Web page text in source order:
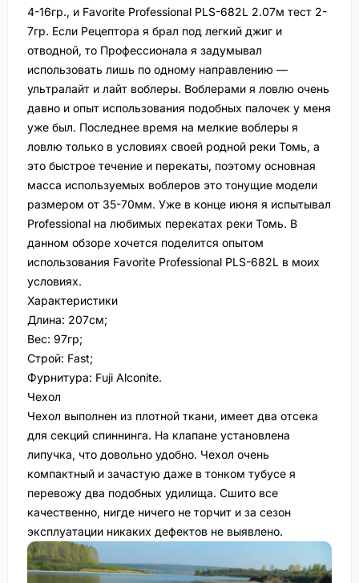
4-16гр., и Favorite Professional PLS-682L 2.07м тест 2-
7гр. Если Рецептора я брал под легкий джиг и
отводной, то Профессионала я задумывал
использовать лишь по одному направлению —
ультралайт и лайт воблеры. Воблерами я ловлю очень
давно и опыт использования подобных палочек у меня
уже был. Последнее время на мелкие воблеры я
ловлю только в условиях своей родной реки Томь, а
это быстрое течение и перекаты, поэтому основная
масса используемых воблеров это тонущие модели
размером от 35-70мм. Уже в конце июня я испытывал
Professional на любимых перекатах реки Томь. В
данном обзоре хочется поделится опытом
использования Favorite Professional PLS-682L в моих
условиях.
Характеристики
Длина: 207см;
Вес: 97гр;
Строй: Fast;
Фурнитура: Fuji Alconite.
Чехол
Чехол выполнен из плотной ткани, имеет два отсека
для секций спиннинга. На клапане установлена
липучка, что довольно удобно. Чехол очень
компактный и зачастую даже в тонком тубусе я
перевожу два подобных удилища. Сшито все
качественно, нигде ничего не торчит и за сезон
эксплуатации никаких дефектов не выявлено.